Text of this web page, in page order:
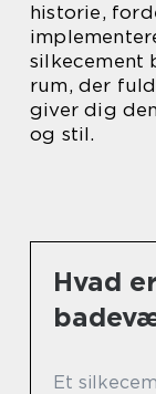
historie,
silkecement
rum, der
giver dig
og stil.
Hvad
Et